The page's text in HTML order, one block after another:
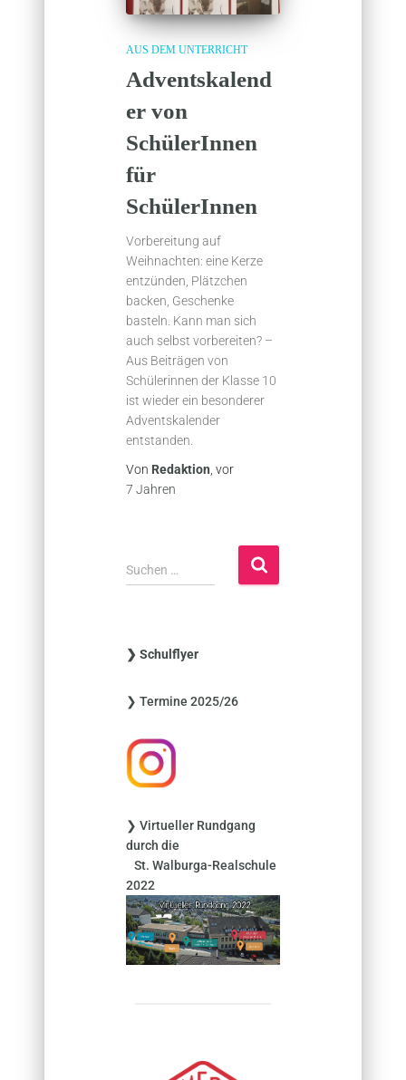
AUS DEM UNTERRICHT
Adventskalend
er von
SchülerInnen
für
SchülerInnen
Vorbereitung auf
Weihnachten: eine Kerze
entzünden, Plätzchen
backen, Geschenke
basteln. Kann man sich
auch selbst vorbereiten? –
Aus Beiträgen von
Schülerinnen der Klasse 10
ist wieder ein besonderer
Adventskalender
entstanden.
Von Redaktion , vor
7 Jahren
S
u
n
a
h
:
Suchen …
❯ Schulflyer
❯ Termine 2025/26
❯ Virtueller Rundgang
durch die
St. Walburga-Realschule
2022